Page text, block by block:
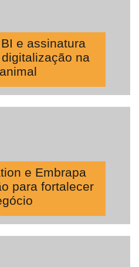
e assinatura
na
e Embrapa
para fortalecer